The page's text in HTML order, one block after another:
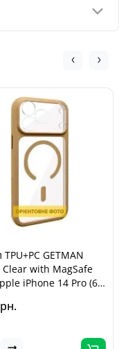
Украины «О
TPU+PC GETMAN
Clear with MagSafe
iPhone 14 Pro (6.1